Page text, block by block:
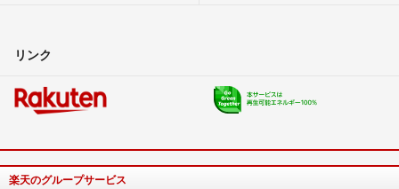
リンク
楽天のグループサービス